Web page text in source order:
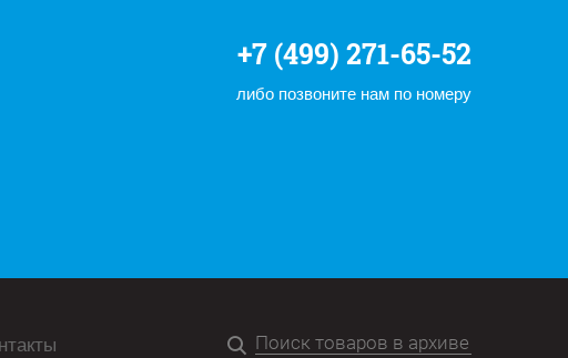
+7 (499) 271-65-52
либо позвоните нам по номеру